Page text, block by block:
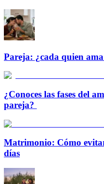
Pareja: ¿cada quien
¿Conoces las fases del
pareja?
Matrimonio: Cómo
días